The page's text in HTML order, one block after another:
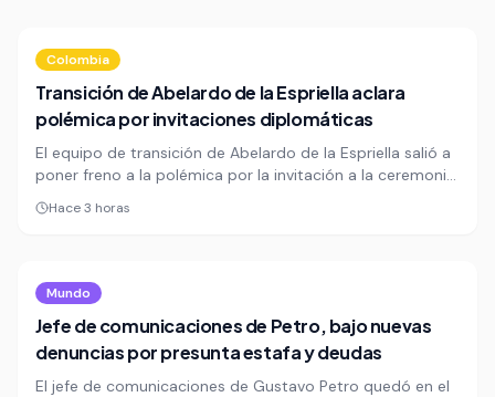
Colombia
Transición de Abelardo de la Espriella aclara
polémica por invitaciones diplomáticas
El equipo de transición de Abelardo de la Espriella salió a
poner freno a la polémica por la invitación a la ceremonia
de posesión y aclaró que la convocatoria al cuerpo
diplomático respondió a criterios formales. La explicación
Hace 3 horas
Mundo
Jefe de comunicaciones de Petro, bajo nuevas
denuncias por presunta estafa y deudas
El jefe de comunicaciones de Gustavo Petro quedó en el